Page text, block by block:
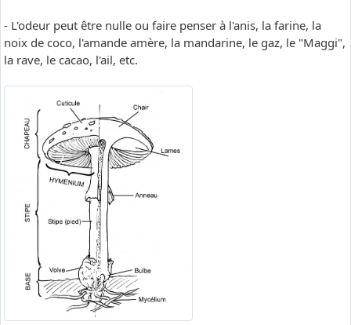
- L'odeur peut être nulle ou faire penser à l'anis, la farine, la
noix de coco, l'amande amère, la mandarine, le gaz, le "Maggi",
la rave, le cacao, l'ail, etc.